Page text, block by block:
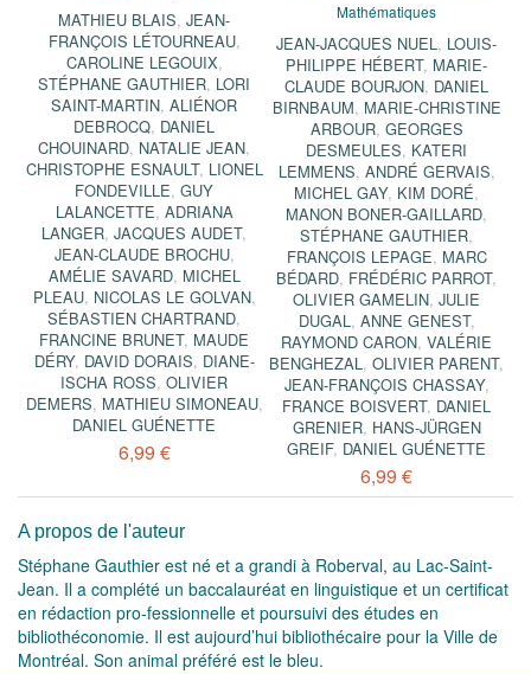
MATHIEU BLAIS,JEAN-
FRANÇOIS LÉTOURNEAU,
CAROLINE LEGOUIX,
STÉPHANE GAUTHIER, LORI
SAINT-MARTIN,ALIÉNOR
DEBROCQ, DANIEL
CHOUINARD, NATALIE JEAN,
CHRISTOPHE ESNAULT, LIONEL
FONDEVILLE,GUY
LALANCETTE, ADRIANA
LANGER,JACQUES AUDET,
JEAN-CLAUDE BROCHU,
AMÉLIE SAVARD, MICHEL
PLEAU, NICOLAS LE GOLVAN,
SÉBASTIEN CHARTRAND,
FRANCINE BRUNET, MAUDE
DÉRY, DAVID DORAIS, DIANE-
ISCHA ROSS,OLIVIER
DEMERS, MATHIEU SIMONEAU,
DANIEL GUÉNETTE
6,99 €
Mathématiques
JEAN-JACQUES NUEL, LOUIS-
PHILIPPE HÉBERT, MARIE-
CLAUDE BOURJON, DANIEL
BIRNBAUM, MARIE-CHRISTINE
ARBOUR, GEORGES
DESMEULES, KATERI
LEMMENS, ANDRÉ GERVAIS,
MICHEL GAY, KIM DORÉ,
MANON BONER-GAILLARD,
STÉPHANE GAUTHIER,
FRANÇOIS LEPAGE, MARC
BÉDARD, FRÉDÉRIC PARROT,
OLIVIER GAMELIN,JULIE
DUGAL, ANNE GENEST,
RAYMOND CARON,VALÉRIE
BENGHEZAL,OLIVIER PARENT,
JEAN-FRANÇOIS CHASSAY,
FRANCE BOISVERT, DANIEL
GRENIER, HANS-JÜRGEN
GREIF, DANIEL GUÉNETTE
6,99 €
A propos de l'auteur
Stéphane Gauthier est né et a grandi à Roberval, au Lac-Saint-
Jean. Il a complété un baccalauréat en linguistique et un certificat
en rédaction pro-fessionnelle et poursuivi des études en
bibliothéconomie. Il est aujourd’hui bibliothécaire pour la Ville de
Montréal. Son animal préféré est le bleu.